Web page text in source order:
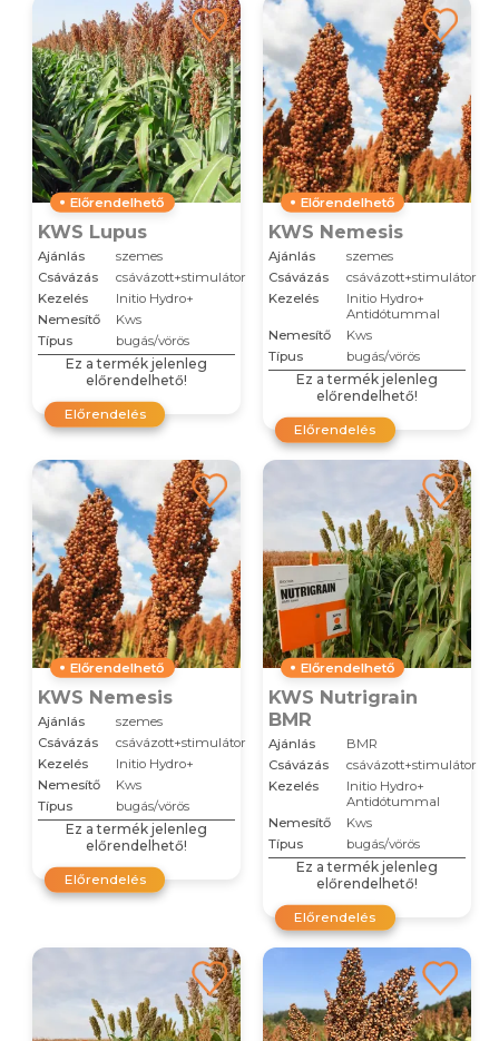
Előrendelhető
KWS Lupus
Ajánlás
szemes
Csávázás
csávázott+stimulátor
Kezelés
Initio Hydro+
Nemesítő
Kws
Típus
bugás/vörös
Ez a termék jelenleg
előrendelhető!
Előrendelés
Előrendelhető
KWS Nemesis
Ajánlás
szemes
Csávázás
csávázott+stimulátor
Kezelés
Initio Hydro+
Antidótummal
Nemesítő
Kws
Típus
bugás/vörös
Ez a termék jelenleg
előrendelhető!
Előrendelés
Előrendelhető
KWS Nemesis
Ajánlás
szemes
Csávázás
csávázott+stimulátor
Kezelés
Initio Hydro+
Nemesítő
Kws
Típus
bugás/vörös
Ez a termék jelenleg
előrendelhető!
Előrendelés
Előrendelhető
KWS Nutrigrain
BMR
Ajánlás
BMR
Csávázás
csávázott+stimulátor
Kezelés
Initio Hydro+
Antidótummal
Nemesítő
Kws
Típus
bugás/vörös
Ez a termék jelenleg
előrendelhető!
Előrendelés